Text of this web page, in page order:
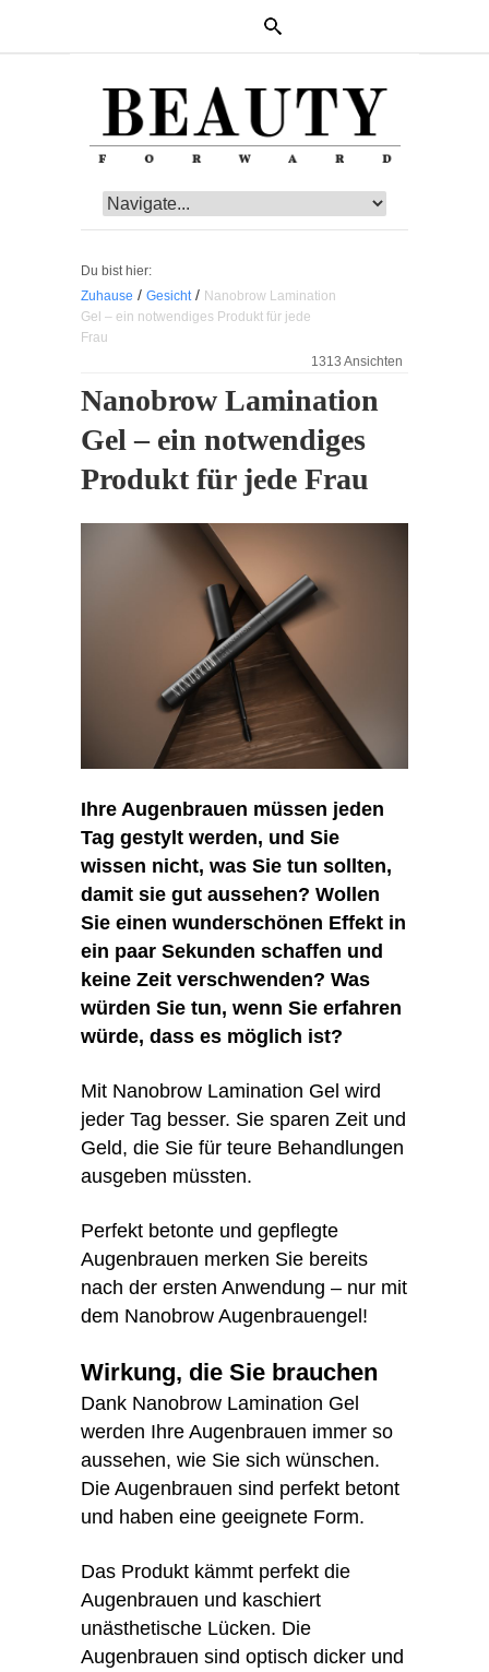
Du bist hier:
Zuhause / Gesicht / Nanobrow Lamination
Gel – ein notwendiges Produkt für jede
Frau
1313 Ansichten
Nanobrow Lamination
Gel – ein notwendiges
Produkt für jede Frau
Ihre Augenbrauen müssen jeden
Tag gestylt werden, und Sie
wissen nicht, was Sie tun sollten,
damit sie gut aussehen? Wollen
Sie einen wunderschönen Effekt in
ein paar Sekunden schaffen und
keine Zeit verschwenden? Was
würden Sie tun, wenn Sie erfahren
würde, dass es möglich ist?
Mit Nanobrow Lamination Gel wird
jeder Tag besser. Sie sparen Zeit und
Geld, die Sie für teure Behandlungen
ausgeben müssten.
Perfekt betonte und gepflegte
Augenbrauen merken Sie bereits
nach der ersten Anwendung – nur mit
dem Nanobrow Augenbrauengel!
Wirkung, die Sie brauchen
Dank Nanobrow Lamination Gel
werden Ihre Augenbrauen immer so
aussehen, wie Sie sich wünschen.
Die Augenbrauen sind perfekt betont
und haben eine geeignete Form.
Das Produkt kämmt perfekt die
Augenbrauen und kaschiert
unästhetische Lücken. Die
Augenbrauen sind optisch dicker und